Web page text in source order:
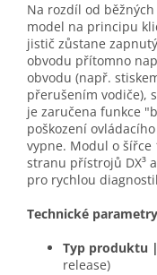
Na rozdíl od
model na principu
jistič zůstane
obvodu přítomno
obvodu (např.
přerušením vodiče),
je zaručena funkce
poškození
vypne. Modul o šířce
stranu přístrojů DX³
pro rychlou
Technické
Typ produktu |
release)